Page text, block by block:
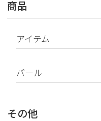
商品
アイテム
イヤリング
ネックレス
パール
南洋真珠
その他